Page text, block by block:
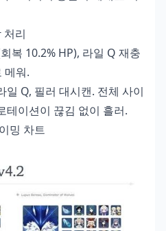
처리
복 10.2% HP), 라일 Q 재충
메워.
일 Q, 필러 대시캔. 전체 사이
테이션이 끊김 없이 흘러.
밍 차트